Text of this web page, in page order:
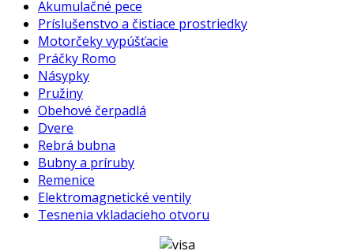
Akumulačné pece
Príslušenstvo a čistiace prostriedky
Motorčeky vypúšťacie
Práčky Romo
Násypky
Pružiny
Obehové čerpadlá
Dvere
Rebrá bubna
Bubny a príruby
Remenice
Elektromagnetické ventily
Tesnenia vkladacieho otvoru